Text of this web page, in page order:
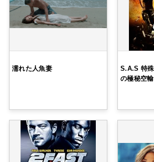
濡れた人魚妻
S.A.S 特
の極秘空